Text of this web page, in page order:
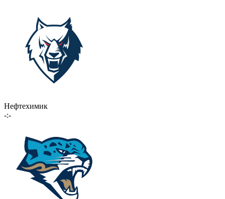
Нефтехимик
-:-